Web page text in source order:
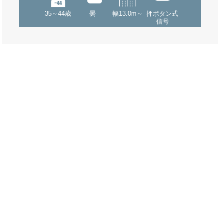
35～44歳 曇 幅13.0m～
押ボタン式
信号